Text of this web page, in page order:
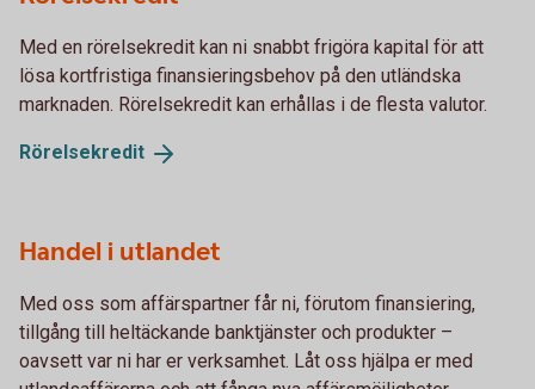
Med en rörelsekredit kan ni snabbt frigöra kapital för att
lösa kortfristiga finansieringsbehov på den utländska
marknaden. Rörelsekredit kan erhållas i de flesta valutor.
Rörelsekredit
Handel i utlandet
Med oss som affärspartner får ni, förutom finansiering,
tillgång till heltäckande banktjänster och produkter –
oavsett var ni har er verksamhet. Låt oss hjälpa er med